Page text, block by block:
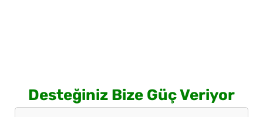
Desteğiniz Bize Güç Veriyor